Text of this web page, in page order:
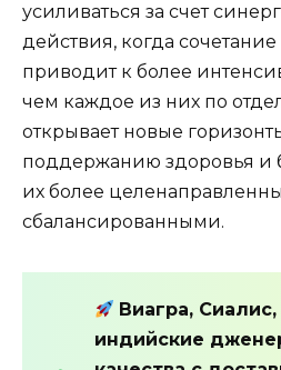
усиливаться за счет
действия, когда
приводит к более
чем каждое из них по
открывает новые
поддержанию здоровья и
их более
сбалансированными.
Виагра,
индийские